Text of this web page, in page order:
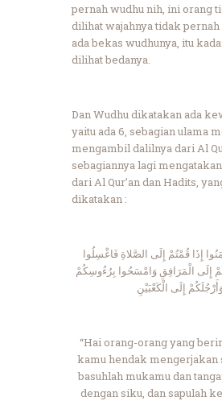
pernah wudhu nih, ini orang
dilihat wajahnya tidak
ada bekas wudhunya, itu
dilihat bedanya.
Dan Wudhu dikatakan ada
yaitu ada 6, sebagian ulama
mengambil dalilnya dari Al
sebagiannya lagi
dari Al Qur’an dan Hadits,
dikatakan :
إِذَا قُمْتُمْ إِلَى الصَّلاةِ فَاغْسِلُوا
إِلَى الْمَرَافِقِ وَامْسَحُوا بِرُءُوسِكُمْ
إِلَى الْكَعْبَيْنِ
“Hai orang-orang yang
kamu hendak mengerjakan
basuhlah mukamu dan
dengan siku, dan sapulah